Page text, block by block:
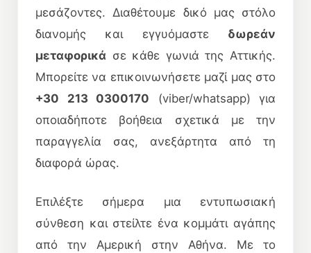
μεσάζοντες. Διαθέτουμε δικό μας στόλο
διανομής και εγγυόμαστε δωρεάν
μεταφορικά σε κάθε γωνιά της Αττικής.
Μπορείτε να επικοινωνήσετε μαζί μας στο
+30 213 0300170 (viber/whatsapp) για
οποιαδήποτε βοήθεια σχετικά με την
παραγγελία σας, ανεξάρτητα από τη
διαφορά ώρας.
Επιλέξτε σήμερα μια εντυπωσιακή
σύνθεση και στείλτε ένα κομμάτι αγάπης
από την Αμερική στην Αθήνα. Με το